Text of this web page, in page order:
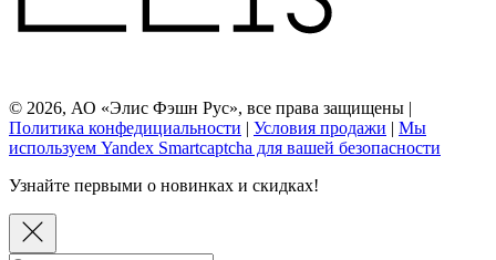
© 2026, АО «Элис Фэшн Рус», все права защищены |
Политика конфедициальности | Условия продажи | Мы
используем Yandex Smartcaptcha для вашей безопасности
Узнайте первыми о новинках и скидках!